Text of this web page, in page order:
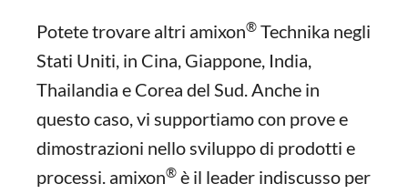
Potete trovare altri amixon® Technika negli
Stati Uniti, in Cina, Giappone, India,
Thailandia e Corea del Sud. Anche in
questo caso, vi supportiamo con prove e
dimostrazioni nello sviluppo di prodotti e
processi. amixon® è il leader indiscusso per